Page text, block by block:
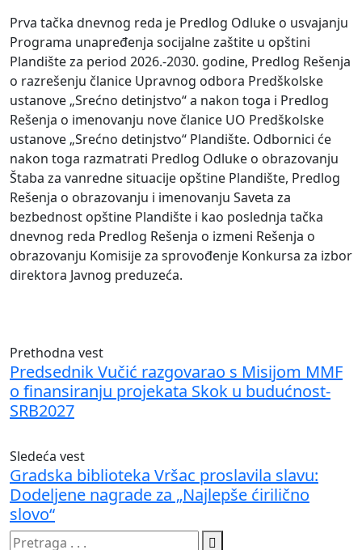
Prva tačka dnevnog reda je Predlog Odluke o usvajanju
Programa unapređenja socijalne zaštite u opštini
Plandište za period 2026.-2030. godine, Predlog Rešenja
o razrešenju članice Upravnog odbora Predškolske
ustanove „Srećno detinjstvo“ a nakon toga i Predlog
Rešenja o imenovanju nove članice UO Predškolske
ustanove „Srećno detinjstvo“ Plandište. Odbornici će
nakon toga razmatrati Predlog Odluke o obrazovanju
Štaba za vanredne situacije opštine Plandište, Predlog
Rešenja o obrazovanju i imenovanju Saveta za
bezbednost opštine Plandište i kao poslednja tačka
dnevnog reda Predlog Rešenja o izmeni Rešenja o
obrazovanju Komisije za sprovođenje Konkursa za izbor
direktora Javnog preduzeća.
Prethodna vest
Predsednik Vučić razgovarao s Misijom MMF
o finansiranju projekata Skok u budućnost-
SRB2027
Sledeća vest
Gradska biblioteka Vršac proslavila slavu:
Dodeljene nagrade za „Najlepše ćirilično
slovo“